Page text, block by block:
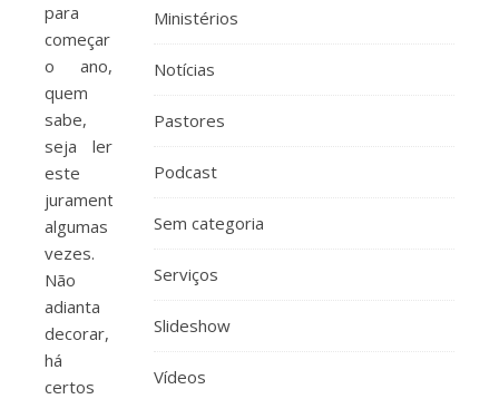
para
começar
o ano,
quem
sabe,
seja ler
este
juramento
algumas
vezes.
Não
adianta
decorar,
há
certos
Ministérios
Notícias
Pastores
Podcast
Sem categoria
Serviços
Slideshow
Vídeos